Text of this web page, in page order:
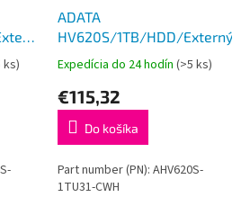
2.5''/
ks)
ADATA
HV620S/1TB/HDD/Externý/
Expedícia do 24 hodín (>5 ks)
€115,32
Do košíka
Part number (PN): AHV620S-
1TU31-CWH